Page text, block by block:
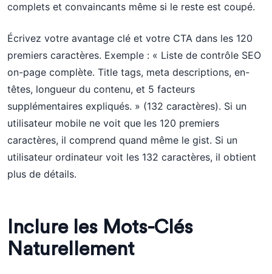
complets et convaincants même si le reste est coupé.
Écrivez votre avantage clé et votre CTA dans les 120
premiers caractères. Exemple : « Liste de contrôle SEO
on-page complète. Title tags, meta descriptions, en-
têtes, longueur du contenu, et 5 facteurs
supplémentaires expliqués. » (132 caractères). Si un
utilisateur mobile ne voit que les 120 premiers
caractères, il comprend quand même le gist. Si un
utilisateur ordinateur voit les 132 caractères, il obtient
plus de détails.
Inclure les Mots-Clés
Naturellement